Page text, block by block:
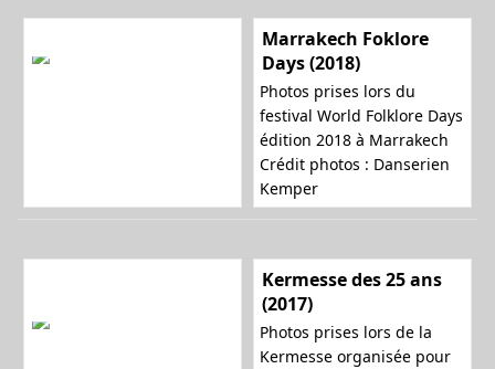
Marrakech Foklore
Days (2018)
Photos prises lors du
festival World Folklore Days
édition 2018 à Marrakech
Crédit photos : Danserien
Kemper
Kermesse des 25 ans
(2017)
Photos prises lors de la
Kermesse organisée pour